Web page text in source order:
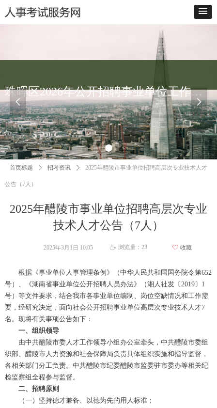
珠晖区2026年公开招聘事业单位工作人员笔试成绩查询入口
넳 넲
2025年醴陵市事业单位招聘高层次专业
技术人才公告（7人）
首页标题 ꄲ 招考资讯 ꄲ 2025年醴陵市事业单位招聘高层次专业技术人才
公告（7人）
根据《事业单位人事管理条例》（中华人民共和国国务院令第652
号）、《湖南省事业单位公开招聘人员办法》（湘人社发〔2019〕1
号）等文件要求，结合我市各事业单位编制、岗位空缺情况和工作需
要，经研究决定，面向社会公开招聘事业单位高层次专业技术人才7
名。现将有关事项公告如下：
一、组织领导
由中共醴陵市委人才工作领导小组办公室牵头，中共醴陵市委组
织部、醴陵市人力资源和社会保障局负责具体组织实施和指导监督，
各相关部门分工负责。中共醴陵市纪委醴陵市监委驻市委办等相关纪
检监察组全程参与监督。
二、招聘原则
（一）坚持德才兼备、以德为先的用人标准；
2025年3月1日 10:05 ꄘ 浏览量： 23 ꄀ 收藏